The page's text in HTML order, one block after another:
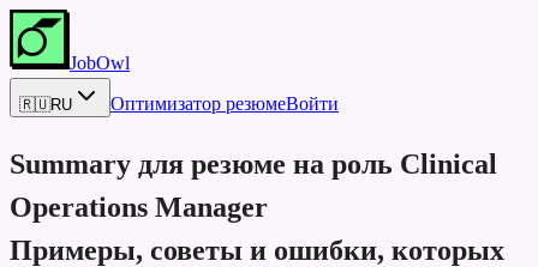
JobOwl
🇷🇺RU Оптимизатор резюмеВойти
Summary для резюме на роль Clinical
Operations Manager
Примеры, советы и ошибки, которых